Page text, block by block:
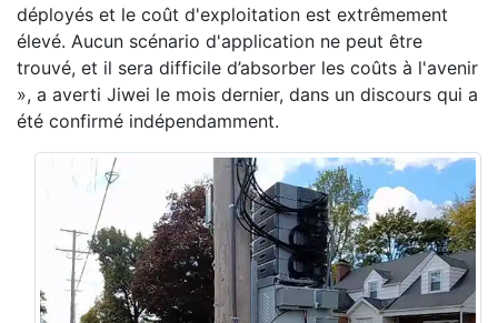
déployés et le coût d'exploitation est extrêmement
élevé. Aucun scénario d'application ne peut être
trouvé, et il sera difficile d’absorber les coûts à l'avenir
», a averti Jiwei le mois dernier, dans un discours qui a
été confirmé indépendamment.